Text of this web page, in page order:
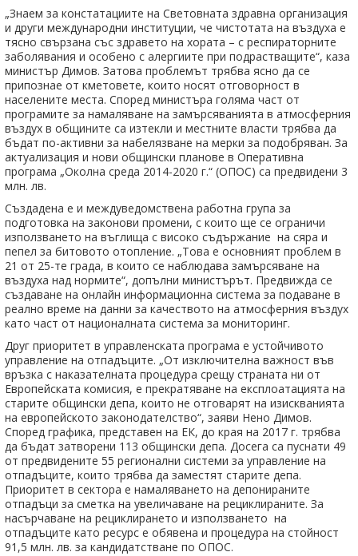
„Знаем за констатациите на Световната здравна организация
и други международни институции, че чистотата на въздуха е
тясно свързана със здравето на хората – с респираторните
заболявания и особено с алергиите при подрастващите“, каза
министър Димов. Затова проблемът трябва ясно да се
припознае от кметовете, които носят отговорност в
населените места. Според министъра голяма част от
програмите за намаляване на замърсяванията в атмосферния
въздух в общините са изтекли и местните власти трябва да
бъдат по-активни за набелязване на мерки за подобряван. За
актуализация и нови общински планове в Оперативна
програма „Околна среда 2014-2020 г.“ (ОПОС) са предвидени 3
млн. лв.
Създадена е и междуведомствена работна група за
подготовка на законови промени, с които ще се ограничи
използването на въглища с високо съдържание на сяра и
пепел за битовото отопление. „Това е основният проблем в
21 от 25-те града, в които се наблюдава замърсяване на
въздуха над нормите“, допълни министърът. Предвижда се
създаване на онлайн информационна система за подаване в
реално време на данни за качеството на атмосферния въздух
като част от националната система за мониторинг.
Друг приоритет в управленската програма е устойчивото
управление на отпадъците. „От изключителна важност във
връзка с наказателната процедура срещу страната ни от
Европейската комисия, е прекратяване на експлоатацията на
старите общински депа, които не отговарят на изискванията
на европейското законодателство“, заяви Нено Димов.
Според графика, представен на ЕК, до края на 2017 г. трябва
да бъдат затворени 113 общински депа. Досега са пуснати 49
от предвидените 55 регионални системи за управление на
отпадъците, които трябва да заместят старите депа.
Приоритет в сектора е намаляването на депонираните
отпадъци за сметка на увеличаване на рециклираните. За
насърчаване на рециклирането и използването на
отпадъците като ресурс е обявена и процедура на стойност
91,5 млн. лв. за кандидатстване по ОПОС.